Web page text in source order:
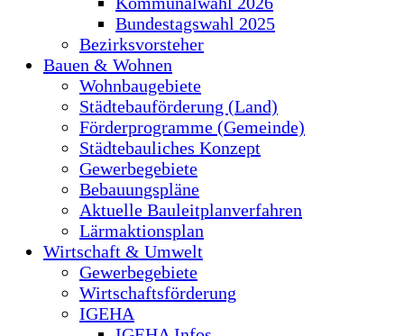
Bundestagswahl 2025
Bezirksvorsteher
Bauen & Wohnen
Wohnbaugebiete
Städtebauförderung (Land)
Förderprogramme (Gemeinde)
Städtebauliches Konzept
Gewerbegebiete
Bebauungspläne
Aktuelle Bauleitplanverfahren
Lärmaktionsplan
Wirtschaft & Umwelt
Gewerbegebiete
Wirtschaftsförderung
IGEHA